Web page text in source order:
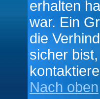
erhalten
war. Ein
die
sicher
Nach oben